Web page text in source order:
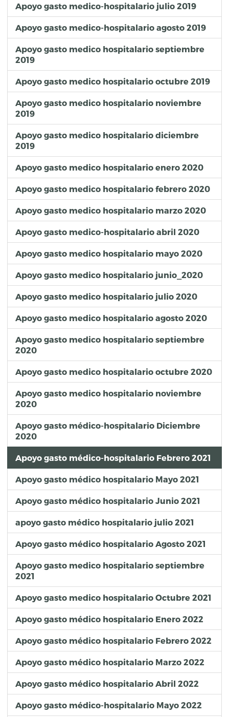
Apoyo gasto medico-hospitalario julio 2019
Apoyo gasto medico-hospitalario agosto 2019
Apoyo gasto medico hospitalario septiembre
2019
Apoyo gasto medico hospitalario octubre 2019
Apoyo gasto medico hospitalario noviembre
2019
Apoyo gasto medico hospitalario diciembre
2019
Apoyo gasto medico hospitalario enero 2020
Apoyo gasto medico hospitalario febrero 2020
Apoyo gasto medico hospitalario marzo 2020
Apoyo gasto medico-hospitalario abril 2020
Apoyo gasto medico hospitalario mayo 2020
Apoyo gasto medico hospitalario junio_2020
Apoyo gasto medico hospitalario julio 2020
Apoyo gasto medico hospitalario agosto 2020
Apoyo gasto medico hospitalario septiembre
2020
Apoyo gasto medico hospitalario octubre 2020
Apoyo gasto medico hospitalario noviembre
2020
Apoyo gasto médico-hospitalario Diciembre
2020
Apoyo gasto médico-hospitalario Febrero 2021
Apoyo gasto médico hospitalario Mayo 2021
Apoyo gasto médico hospitalario Junio 2021
apoyo gasto médico hospitalario julio 2021
Apoyo gasto médico hospitalario Agosto 2021
Apoyo gasto medico hospitalario septiembre
2021
Apoyo gasto medico hospitalario Octubre 2021
Apoyo gasto médico hospitalario Enero 2022
Apoyo gasto médico hospitalario Febrero 2022
Apoyo gasto médico hospitalario Marzo 2022
Apoyo gasto médico hospitalario Abril 2022
Apoyo gasto médico-hospitalario Mayo 2022